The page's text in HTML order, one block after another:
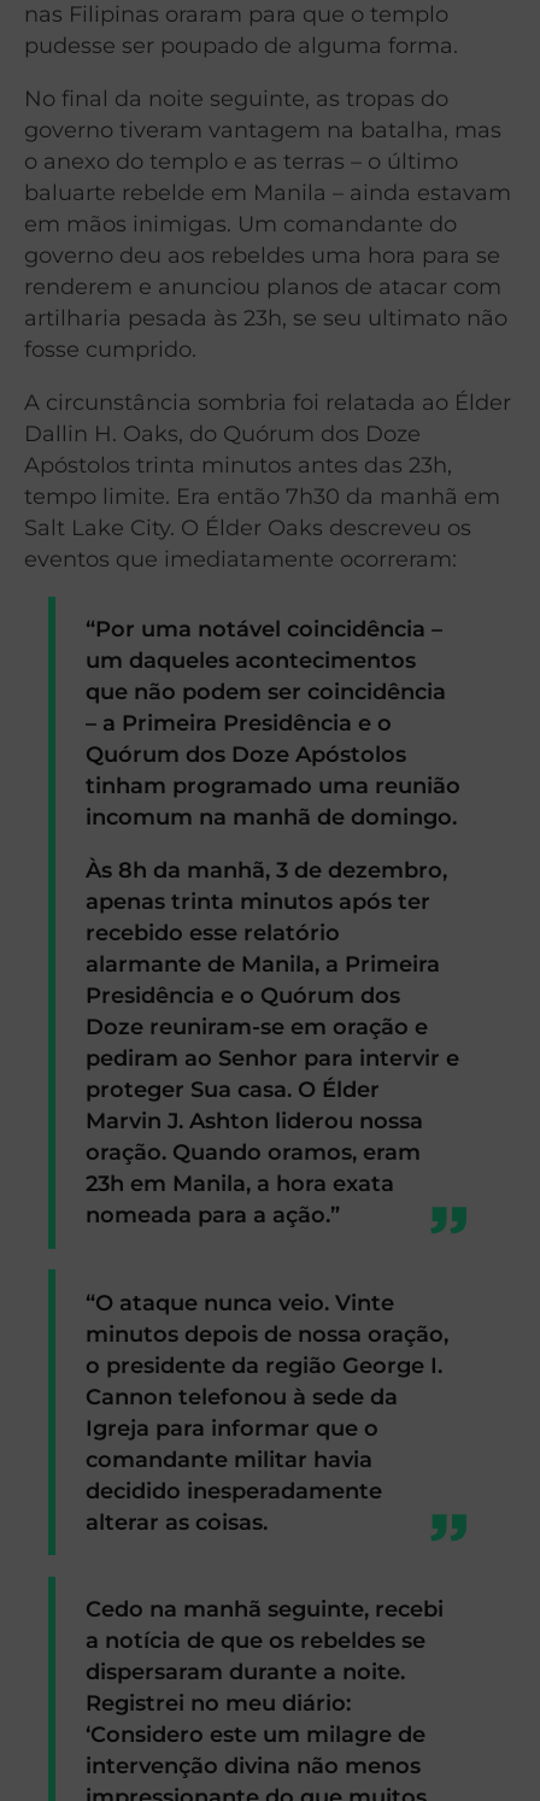
nas Filipinas oraram para que o templo
pudesse ser poupado de alguma forma.
No final da noite seguinte, as tropas do
governo tiveram vantagem na batalha, mas
o anexo do templo e as terras – o último
baluarte rebelde em Manila – ainda estavam
em mãos inimigas. Um comandante do
governo deu aos rebeldes uma hora para se
renderem e anunciou planos de atacar com
artilharia pesada às 23h, se seu ultimato não
fosse cumprido.
A circunstância sombria foi relatada ao Élder
Dallin H. Oaks, do Quórum dos Doze
Apóstolos trinta minutos antes das 23h,
tempo limite. Era então 7h30 da manhã em
Salt Lake City. O Élder Oaks descreveu os
eventos que imediatamente ocorreram:
“Por uma notável coincidência –
um daqueles acontecimentos
que não podem ser coincidência
– a Primeira Presidência e o
Quórum dos Doze Apóstolos
tinham programado uma reunião
incomum na manhã de domingo.
Às 8h da manhã, 3 de dezembro,
apenas trinta minutos após ter
recebido esse relatório
alarmante de Manila, a Primeira
Presidência e o Quórum dos
Doze reuniram-se em oração e
pediram ao Senhor para intervir e
proteger Sua casa. O Élder
Marvin J. Ashton liderou nossa
oração. Quando oramos, eram
23h em Manila, a hora exata
nomeada para a ação.”
“O ataque nunca veio. Vinte
minutos depois de nossa oração,
o presidente da região George I.
Cannon telefonou à sede da
Igreja para informar que o
comandante militar havia
decidido inesperadamente
alterar as coisas.
Cedo na manhã seguinte, recebi
a notícia de que os rebeldes se
dispersaram durante a noite.
Registrei no meu diário:
‘Considero este um milagre de
intervenção divina não menos